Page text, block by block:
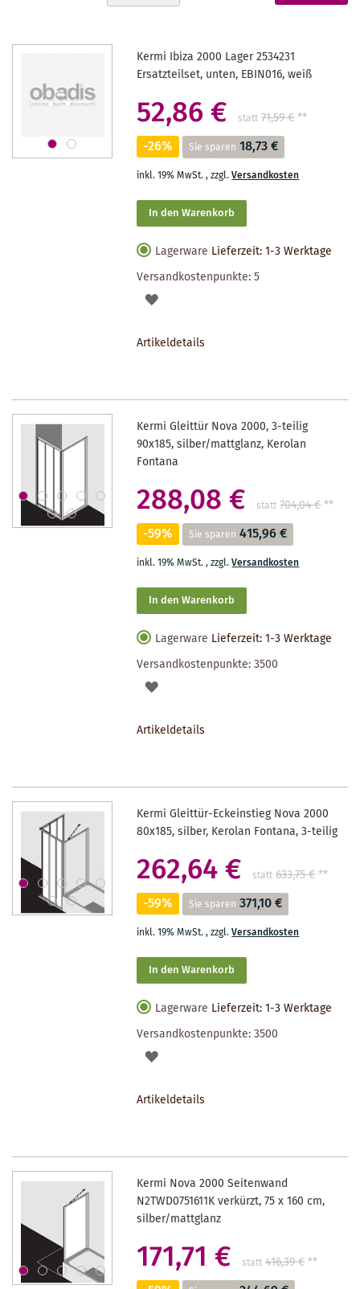
gerade
Kermi Ibiza 2000 Lager 2534231
Ersatzteilset, unten, EBIN016, weiß
52,86 € statt 71,59 €**
-26% Sie sparen 18,73 €
inkl. 19% MwSt.,zzgl.Versandkosten
In den Warenkorb
Lagerware Lieferzeit: 1-3 Werktage
Versandkostenpunkte:5
AUF
Artikeldetails
Kermi Gleittür Nova 2000, 3-teilig
90x185, silber/mattglanz, Kerolan
Fontana
288,08 € statt 704,04 €**
-59% Sie sparen 415,96 €
inkl. 19% MwSt.,zzgl.Versandkosten
In den Warenkorb
Lagerware Lieferzeit: 1-3 Werktage
Versandkostenpunkte:3500
AUF
Artikeldetails
Kermi Gleittür-Eckeinstieg Nova 2000
80x185, silber, Kerolan Fontana, 3-teilig
262,64 € statt 633,75 €**
-59% Sie sparen 371,10 €
inkl. 19% MwSt.,zzgl.Versandkosten
In den Warenkorb
Lagerware Lieferzeit: 1-3 Werktage
Versandkostenpunkte:3500
AUF
Artikeldetails
Kermi Nova 2000 Seitenwand
N2TWD0751611K verkürzt, 75 x 160 cm,
silber/mattglanz
171,71 € statt 416,39 €**